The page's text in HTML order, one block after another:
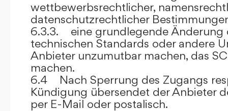
wettbewerbsrechtlicher,
datenschutzrechtlicher
6.3.3. eine grundlegende Änderung
technischen Standards oder andere
Anbieter unzumutbar machen, das
machen.
6.4 Nach Sperrung des Zugangs
Kündigung übersendet der Anbieter
per E-Mail oder postalisch.